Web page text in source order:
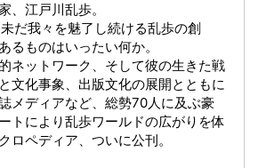
、江戸川乱歩。
だ我々を魅了し続ける乱歩の創
るものはいったい何か。
ネットワーク、そして彼の生きた戦
文化事象、出版文化の展開とともに
メディアなど、総勢70人に及ぶ豪
トにより乱歩ワールドの広がりを体
ロペディア、ついに公刊。